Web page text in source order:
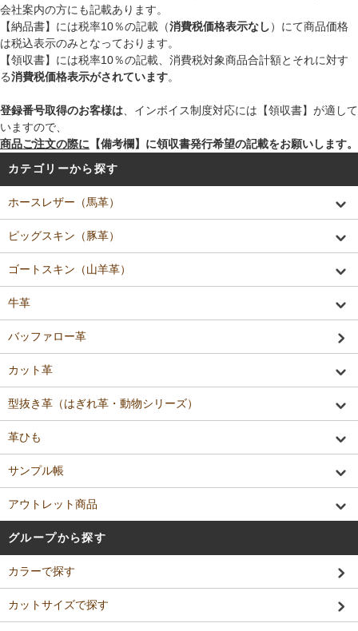
会社案内の方にも記載あります。
【納品書】には税率10％の記載（消費税価格表示なし）にて商品価格
は税込表示のみとなっております。
【領収書】には税率10％の記載、消費税対象商品合計額とそれに対す
る消費税価格表示がされています。
登録番号取得のお客様は 、インボイス制度対応には【領収書】が適して
いますので、
商品ご注文の際に 【備考欄】に領収書発行希望の記載をお願いします。
カテゴリーから探す
ホースレザー（馬革）
ピッグスキン（豚革）
ゴートスキン（山羊革）
牛革
バッファロー革
カット革
型抜き革（はぎれ革・動物シリーズ）
革ひも
サンプル帳
アウトレット商品
グループから探す
カラーで探す
カットサイズで探す